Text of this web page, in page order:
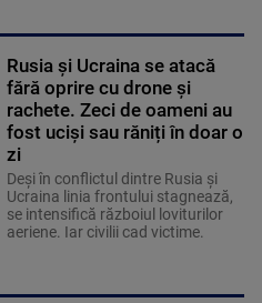
Rusia și Ucraina se atacă
fără oprire cu drone și
rachete. Zeci de oameni au
fost uciși sau răniți în doar o
zi
Deși în conflictul dintre Rusia și
Ucraina linia frontului stagnează,
se intensifică războiul loviturilor
aeriene. Iar civilii cad victime.